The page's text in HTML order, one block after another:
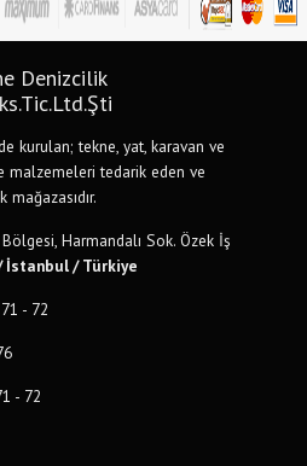
Denizcilik
kurulan; tekne, yat, karavan ve
malzemeleri tedarik eden ve
Harmandalı Sok. Özek İş
İstanbul / Türkiye
- 72
- 72